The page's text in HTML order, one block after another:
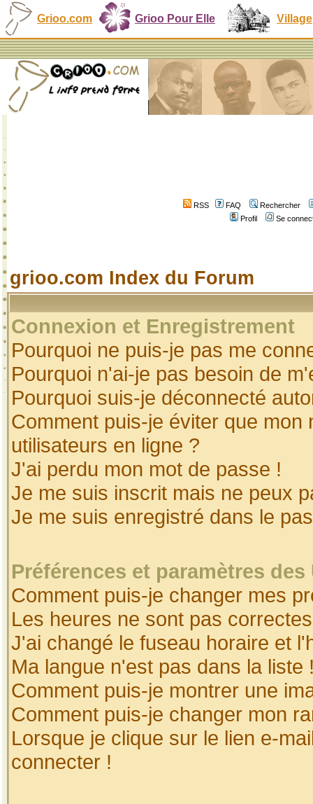
Grioo.com Grioo Pour Elle Village
RSS FAQ
Rechercher
Profil
Se
grioo.com Index du Forum
Connexion et Enregistrement
Pourquoi ne puis-je pas me
Pourquoi n'ai-je pas besoin de
Pourquoi suis-je déconnecté
Comment puis-je éviter que
utilisateurs en ligne ?
J'ai perdu mon mot de passe !
Je me suis inscrit mais ne peux
Je me suis enregistré dans le
Préférences et paramètres
Comment puis-je changer mes
Les heures ne sont pas
J'ai changé le fuseau horaire et
Ma langue n'est pas dans la liste
Comment puis-je montrer une
Comment puis-je changer mon
Lorsque je clique sur le lien e-
connecter !